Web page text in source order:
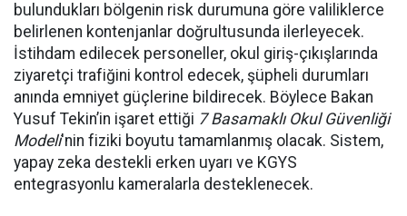
bulundukları bölgenin risk durumuna göre valiliklerce
belirlenen kontenjanlar doğrultusunda ilerleyecek.
İstihdam edilecek personeller, okul giriş-çıkışlarında
ziyaretçi trafiğini kontrol edecek, şüpheli durumları
anında emniyet güçlerine bildirecek. Böylece Bakan
Yusuf Tekin’in işaret ettiği 7 Basamaklı Okul Güvenliği
Modeli'nin fiziki boyutu tamamlanmış olacak. Sistem,
yapay zeka destekli erken uyarı ve KGYS
entegrasyonlu kameralarla desteklenecek.